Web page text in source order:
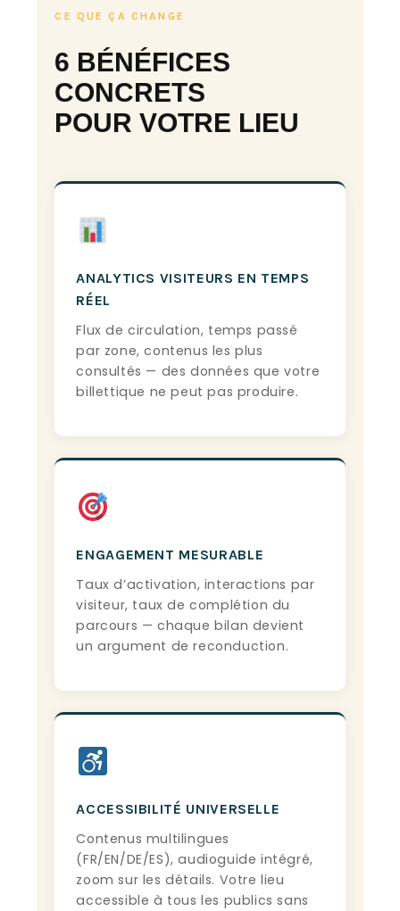
CE QUE ÇA CHANGE
6 BÉNÉFICES
CONCRETS
POUR VOTRE LIEU
ANALYTICS VISITEURS EN TEMPS
RÉEL
Flux de circulation, temps passé
par zone, contenus les plus
consultés — des données que votre
billettique ne peut pas produire.
ENGAGEMENT MESURABLE
Taux d’activation, interactions par
visiteur, taux de complétion du
parcours — chaque bilan devient
un argument de reconduction.
ACCESSIBILITÉ UNIVERSELLE
Contenus multilingues
(FR/EN/DE/ES), audioguide intégré,
zoom sur les détails. Votre lieu
accessible à tous les publics sans